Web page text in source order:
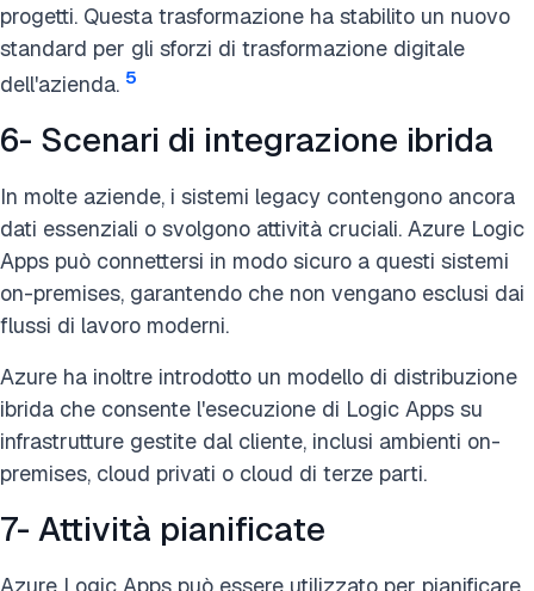
progetti. Questa trasformazione ha stabilito un nuovo
standard per gli sforzi di trasformazione digitale
dell'azienda. 5
6- Scenari di integrazione ibrida
In molte aziende, i sistemi legacy contengono ancora
dati essenziali o svolgono attività cruciali. Azure Logic
Apps può connettersi in modo sicuro a questi sistemi
on-premises, garantendo che non vengano esclusi dai
flussi di lavoro moderni.
Azure ha inoltre introdotto un modello di distribuzione
ibrida che consente l'esecuzione di Logic Apps su
infrastrutture gestite dal cliente, inclusi ambienti on-
premises, cloud privati o cloud di terze parti.
7- Attività pianificate